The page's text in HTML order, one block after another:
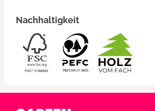
Nachhaltigkeit